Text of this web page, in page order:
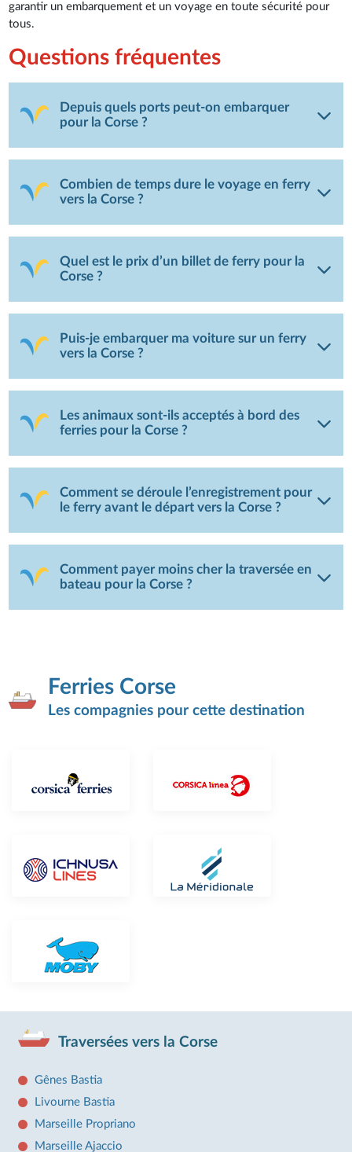
garantir un embarquement et un voyage en toute sécurité pour
tous.
Questions fréquentes
Depuis quels ports peut-on embarquer
pour la Corse ?
Combien de temps dure le voyage en ferry
vers la Corse ?
Quel est le prix d’un billet de ferry pour la
Corse ?
Puis-je embarquer ma voiture sur un ferry
vers la Corse ?
Les animaux sont-ils acceptés à bord des
ferries pour la Corse ?
Comment se déroule l’enregistrement pour
le ferry avant le départ vers la Corse ?
Comment payer moins cher la traversée en
bateau pour la Corse ?
Ferries Corse
Les compagnies pour cette destination
Traversées vers la Corse
Gênes Bastia
Livourne Bastia
Marseille Propriano
Marseille Ajaccio